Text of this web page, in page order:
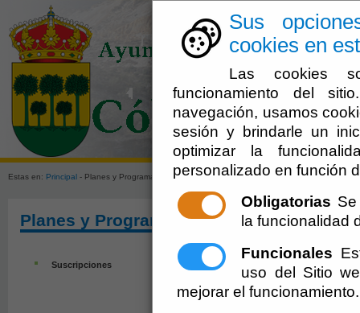
Sus
cookies en
Las cookies
funcionamiento del
navegación, usamos
sesión y brindarle un
optimizar la
personalizado en función
Obligatorias
la funcionalidad
Funcionales
uso del Sitio
mejorar el funcionamiento.
El
Estas en: Principal - Planes y Programas
Planes y Programas
Suscripciones